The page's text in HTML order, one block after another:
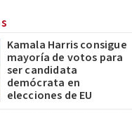
Kamala Harris consigue
mayoría de votos para
ser candidata
demócrata en
elecciones de EU